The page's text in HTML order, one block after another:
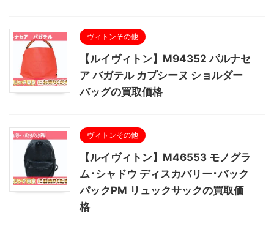
ヴィトンその他
【ルイヴィトン】M94352 パルナセ
ア バガテル カプシーヌ ショルダー
バッグの買取価格
ヴィトンその他
【ルイヴィトン】M46553 モノグラ
ム･シャドウ ディスカバリー･バック
パックPM リュックサックの買取価
格